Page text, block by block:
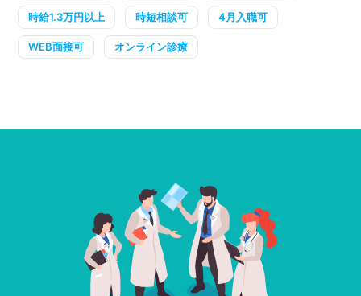
時給1.3万円以上 時短相談可 4月入職可
WEB面接可 オンライン診療